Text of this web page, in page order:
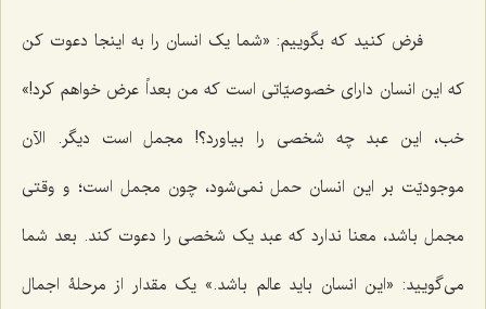
فرض کنید که بگوییم: «شما یک انسان را به اینجا دعوت کن
که این انسان دارای خصوصیّاتی است که من بعداً عرض خواهم کرد!»
خب، این عبد چه شخصی را بیاورد؟! مجمل است دیگر. الآن
موجودیّت بر این انسان حمل نمی‌شود، چون مجمل است؛ و وقتی
مجمل باشد، معنا ندارد که عبد یک شخصی را دعوت کند. بعد شما
می‌گویید: «این انسان باید عالم باشد.» یک مقدار از مرحلۀ اجمال